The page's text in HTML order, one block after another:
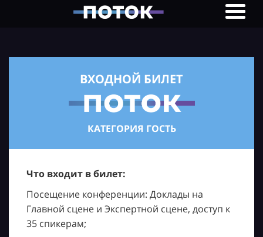
ВХОДНОЙ БИЛЕТ
КАТЕГОРИЯ ГОСТЬ
Что входит в билет:
Посещение конференции: Доклады на
Главной сцене и Экспертной сцене, доступ к
35 спикерам;